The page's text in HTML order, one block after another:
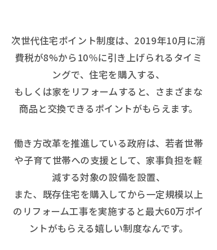
次世代住宅ポイント制度は、2019年10月に消
費税が8%から10％に引き上げられるタイミ
ングで、住宅を購入する、
もしくは家をリフォームすると、さまざまな
商品と交換できるポイントがもらえます。
働き方改革を推進している政府は、若者世帯
や子育て世帯への支援として、家事負担を軽
減する対象の設備を設置、
また、既存住宅を購入してから一定規模以上
のリフォーム工事を実施すると最大60万ポイ
ントがもらえる嬉しい制度なんです。